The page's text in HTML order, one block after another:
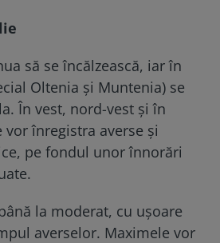
să se încălzească, iar în
Oltenia și Muntenia) se
În vest, nord-vest și în
vor înregistra averse și
pe fondul unor înnorări
la moderat, cu ușoare
averselor. Maximele vor